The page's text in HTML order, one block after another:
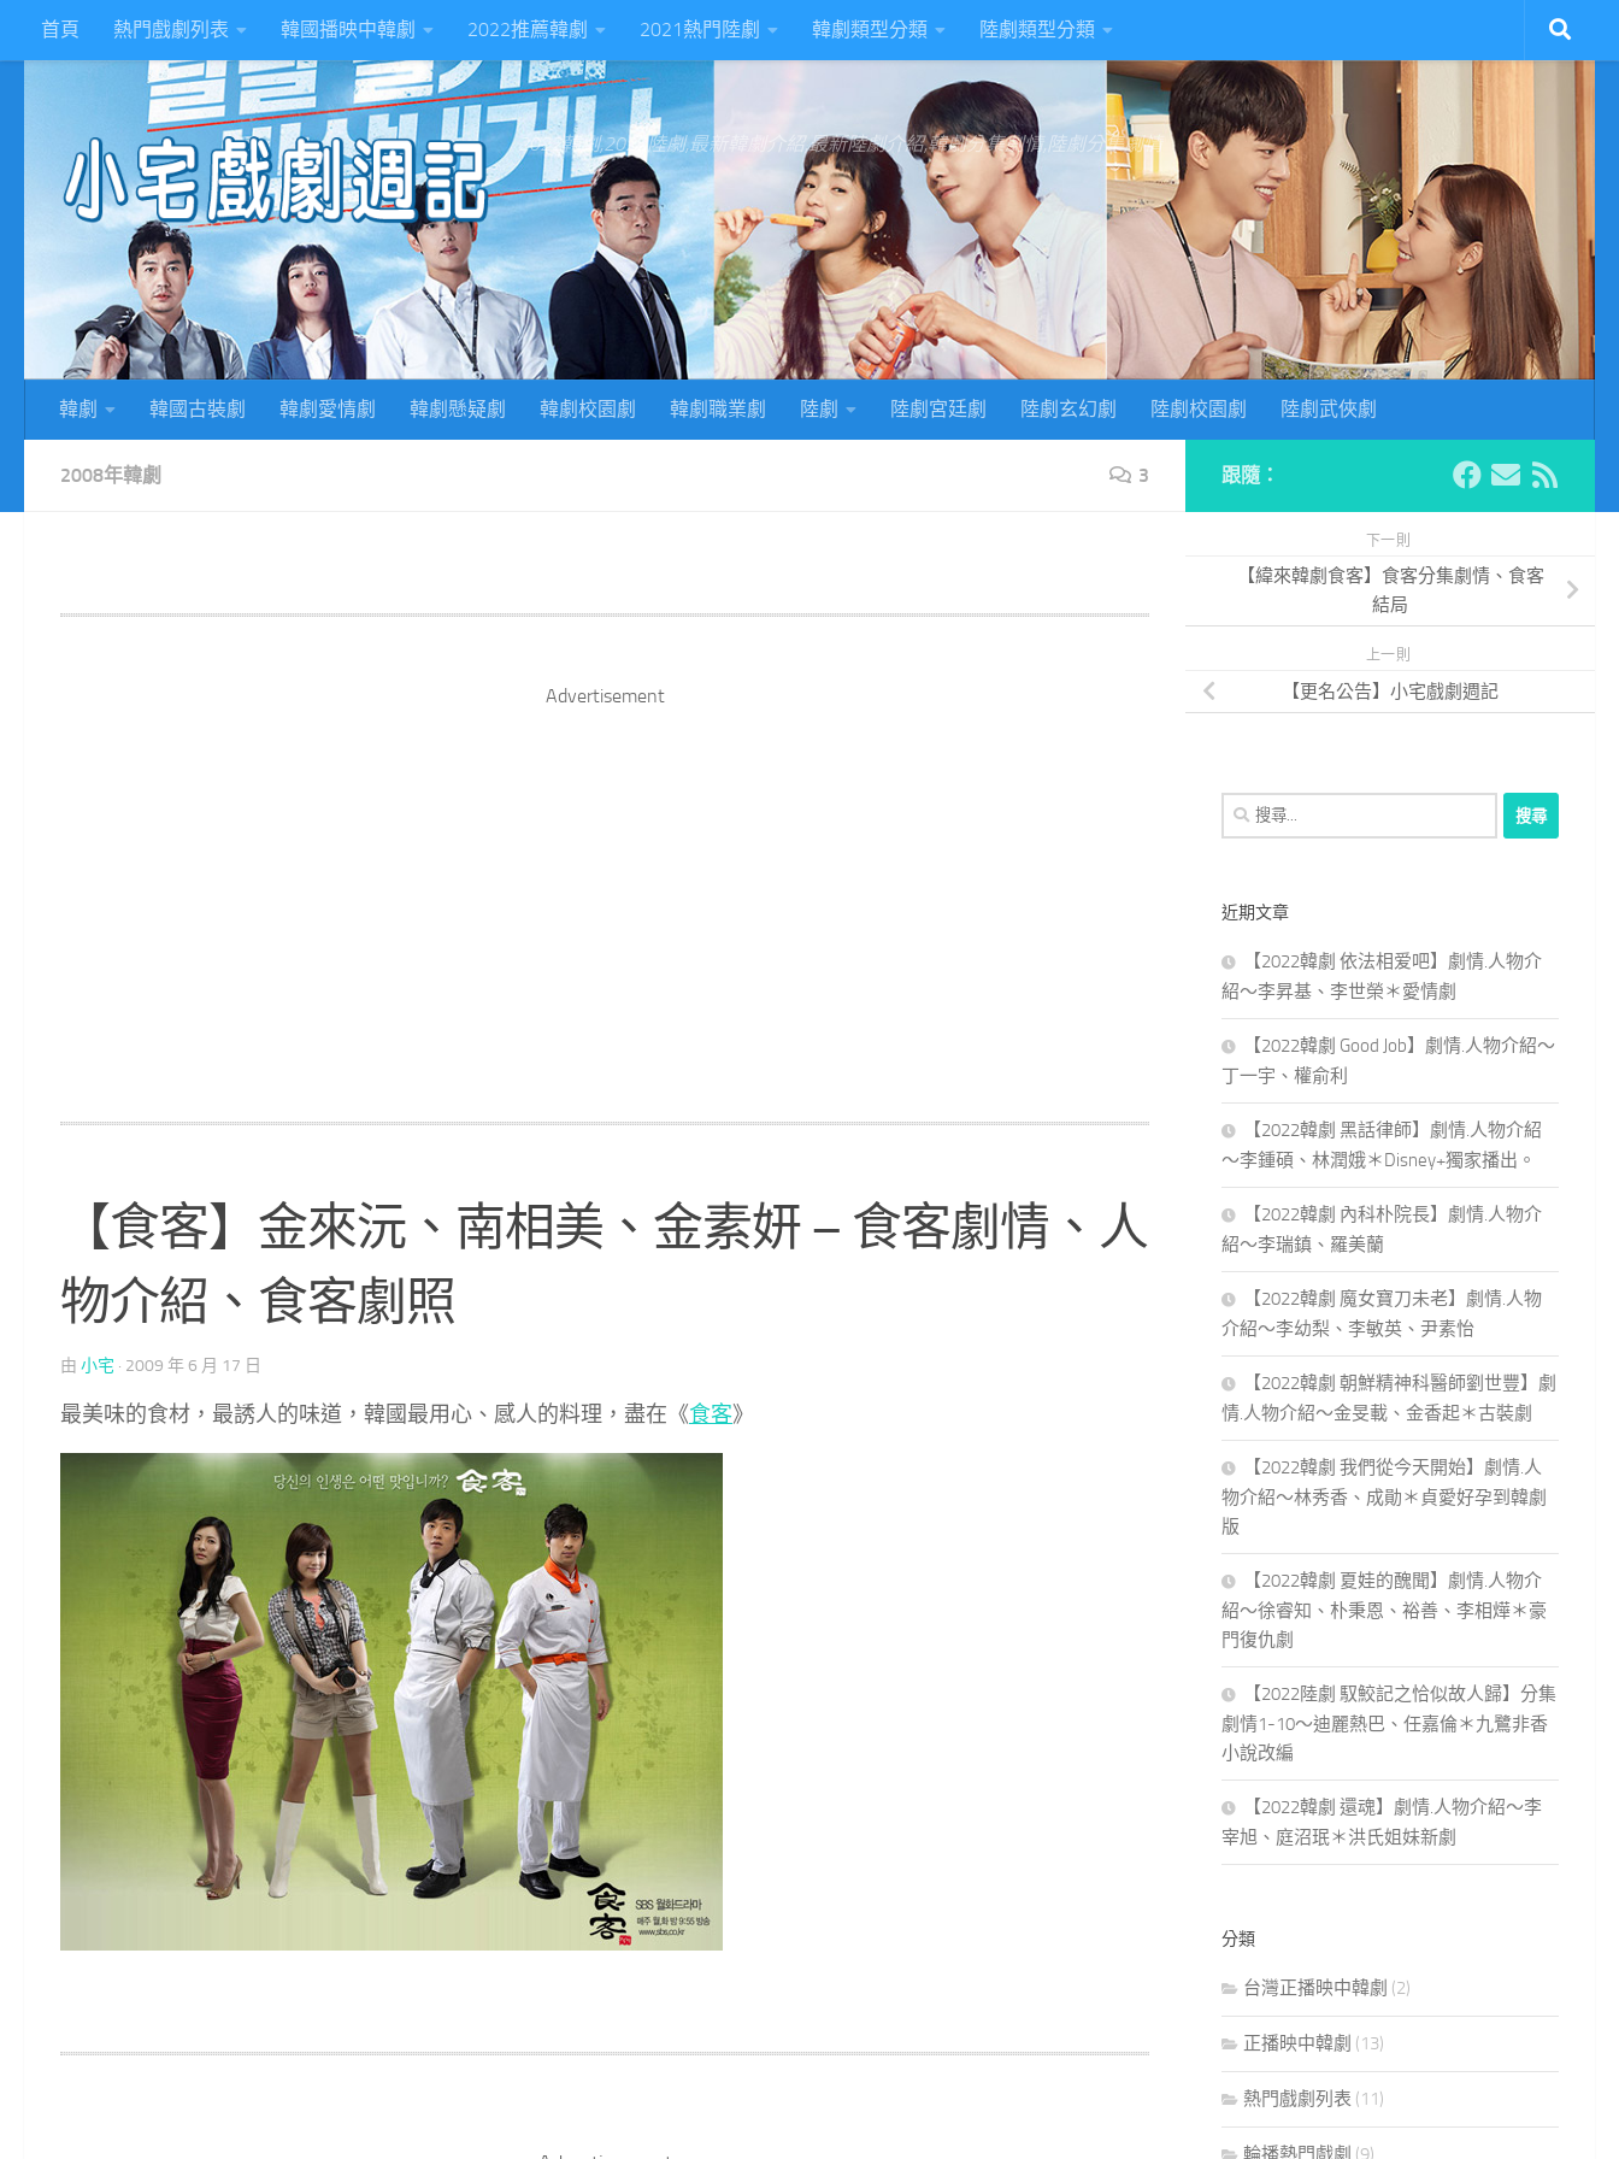
Skip to content
首頁 熱門戲劇列表 韓國播映中韓劇 2022推薦韓劇 2021熱門陸劇 韓劇類型分類 陸劇類型分類
2022韓劇,2022陸劇,最新韓劇介紹,最新陸劇介紹,韓劇分集劇情,陸劇分集劇情
韓劇 韓國古裝劇 韓劇愛情劇 韓劇懸疑劇 韓劇校園劇 韓劇職業劇 陸劇 陸劇宮廷劇 陸劇玄幻劇 陸劇校園劇 陸劇武俠劇
2008年韓劇 3
Advertisement
【食客】金來沅、南相美、金素妍 – 食客劇情、人
物介紹、食客劇照
由 小宅 · 2009 年 6 月 17 日
最美味的食材，最誘人的味道，韓國最用心、感人的料理，盡在《食客》
跟隨：
下一則
【緯來韓劇食客】食客分集劇情、食客
結局
上一則
【更名公告】小宅戲劇週記
搜
尋
字:
近期文章
【2022韓劇 依法相爱吧】劇情.人物介
紹～李昇基、李世榮＊愛情劇
【2022韓劇 Good Job】劇情.人物介紹～
丁一宇、權俞利
【2022韓劇 黑話律師】劇情.人物介紹
～李鍾碩、林潤娥＊Disney+獨家播出。
【2022韓劇 內科朴院長】劇情.人物介
紹～李瑞鎮、羅美蘭
【2022韓劇 魔女寶刀未老】劇情.人物
介紹～李幼梨、李敏英、尹素怡
【2022韓劇 朝鮮精神科醫師劉世豐】劇
情.人物介紹～金旻載、金香起＊古裝劇
【2022韓劇 我們從今天開始】劇情.人
物介紹～林秀香、成勛＊貞愛好孕到韓劇
版
【2022韓劇 夏娃的醜聞】劇情.人物介
紹～徐睿知、朴秉恩、裕善、李相燁＊豪
門復仇劇
【2022陸劇 馭鮫記之恰似故人歸】分集
劇情1-10～迪麗熱巴、任嘉倫＊九鷺非香
小說改編
【2022韓劇 還魂】劇情.人物介紹～李
宰旭、庭沼珉＊洪氏姐妹新劇
分類
台灣正播映中韓劇 (2)
正播映中韓劇 (13)
熱門戲劇列表 (11)
輪播熱門戲劇 (9)